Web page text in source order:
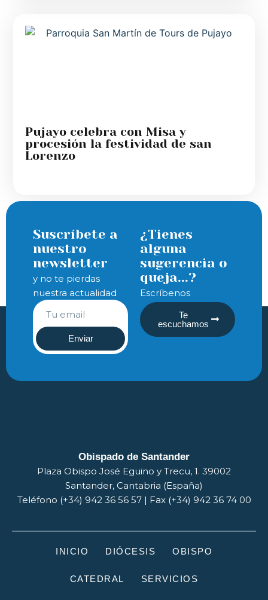
Pujayo celebra con Misa y
procesión la festividad de san
Lorenzo
Suscríbete a
nuestro
newsletter
y no te pierdas
nuestra actualidad
Enviar
¿Tienes
alguna
sugerencia o
queja...?
Escríbenos
Te
escuchamos
Obispado de Santander
Plaza Obispo José Eguino y Trecu, 1. 39002
Santander, Cantabria (España)
Teléfono (+34) 942 36 56 57 | Fax (+34) 942 36 74 00
INICIO DIÓCESIS OBISPO
CATEDRAL SERVICIOS